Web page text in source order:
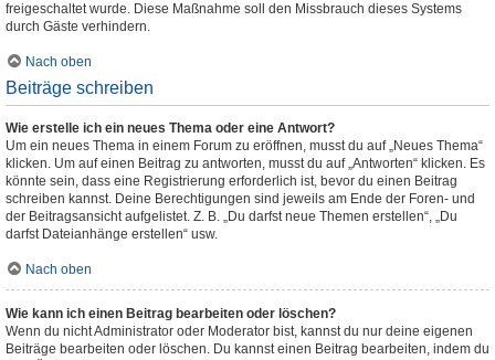
freigeschaltet wurde. Diese Maßnahme soll den Missbrauch dieses Systems
durch Gäste verhindern.
Nach oben
Beiträge schreiben
Wie erstelle ich ein neues Thema oder eine Antwort?
Um ein neues Thema in einem Forum zu eröffnen, musst du auf „Neues Thema“
klicken. Um auf einen Beitrag zu antworten, musst du auf „Antworten“ klicken. Es
könnte sein, dass eine Registrierung erforderlich ist, bevor du einen Beitrag
schreiben kannst. Deine Berechtigungen sind jeweils am Ende der Foren- und
der Beitragsansicht aufgelistet. Z. B. „Du darfst neue Themen erstellen“, „Du
darfst Dateianhänge erstellen“ usw.
Nach oben
Wie kann ich einen Beitrag bearbeiten oder löschen?
Wenn du nicht Administrator oder Moderator bist, kannst du nur deine eigenen
Beiträge bearbeiten oder löschen. Du kannst einen Beitrag bearbeiten, indem du